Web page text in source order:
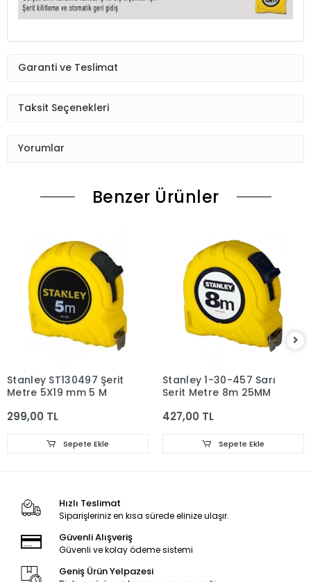
Garanti ve Teslimat
Taksit Seçenekleri
Yorumlar
Benzer Ürünler
Stanley ST130497 Şerit
Metre 5X19 mm 5 M
299,00 TL
Sepete Ekle
Stanley 1-30-457 Sarı
Şerit Metre 8m 25MM
427,00 TL
Sepete Ekle
Hızlı Teslimat
Siparişleriniz en kısa sürede elinize ulaşır.
Güvenli Alışveriş
Güvenli ve kolay ödeme sistemi
Geniş Ürün Yelpazesi